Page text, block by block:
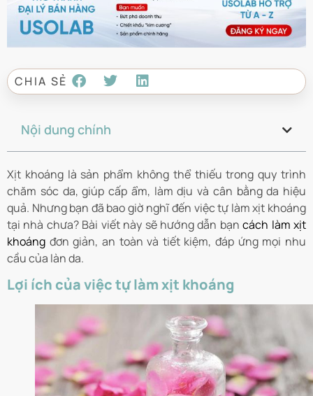
CHIA SẺ
Nội dung chính
Xịt khoáng là sản phẩm không thể thiếu trong quy trình
chăm sóc da, giúp cấp ẩm, làm dịu và cân bằng da hiệu
quả. Nhưng bạn đã bao giờ nghĩ đến việc tự làm xịt khoáng
tại nhà chưa? Bài viết này sẽ hướng dẫn bạncách làm xịt
khoáng đơn giản, an toàn và tiết kiệm, đáp ứng mọi nhu
cầu của làn da.
Lợi ích của việc tự làm xịt khoáng